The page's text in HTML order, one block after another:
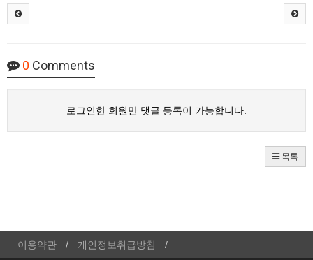
0 Comments
로그인한 회원만 댓글 등록이 가능합니다.
목록
이용약관 개인정보취급방침